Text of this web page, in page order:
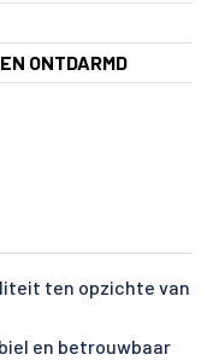
ONTDARMD
ten opzichte van
en betrouwbaar